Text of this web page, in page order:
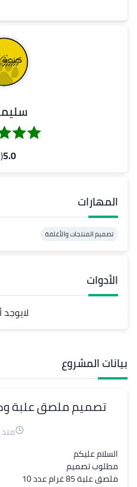
5.0
(1)
المهارات
تصميم المنتجات والأغلفة
الأدوات
بيانات المشروع
تصميم ملصق علبة